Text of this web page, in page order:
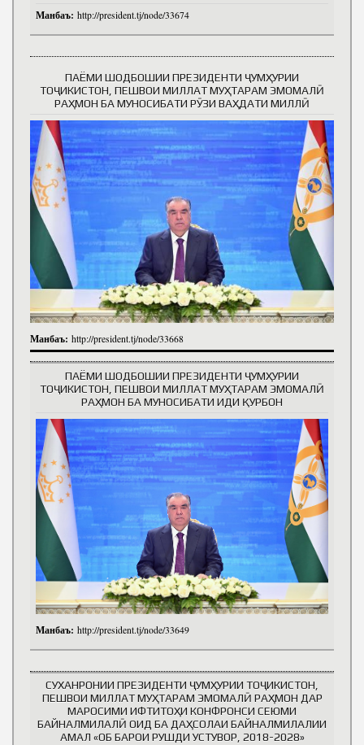
Манбаъ: http://president.tj/node/33674
ПАЁМИ ШОДБОШИИ ПРЕЗИДЕНТИ ҶУМҲУРИИ
ТОҶИКИСТОН, ПЕШВОИ МИЛЛАТ МУҲТАРАМ ЭМОМАЛӢ
РАҲМОН БА МУНОСИБАТИ РӮЗИ ВАҲДАТИ МИЛЛӢ
Манбаъ: http://president.tj/node/33668
ПАЁМИ ШОДБОШИИ ПРЕЗИДЕНТИ ҶУМҲУРИИ
ТОҶИКИСТОН, ПЕШВОИ МИЛЛАТ МУҲТАРАМ ЭМОМАЛӢ
РАҲМОН БА МУНОСИБАТИ ИДИ ҚУРБОН
Манбаъ: http://president.tj/node/33649
СУХАНРОНИИ ПРЕЗИДЕНТИ ҶУМҲУРИИ ТОҶИКИСТОН,
ПЕШВОИ МИЛЛАТ МУҲТАРАМ ЭМОМАЛӢ РАҲМОН ДАР
МАРОСИМИ ИФТИТОҲИ КОНФРОНСИ СЕЮМИ
БАЙНАЛМИЛАЛӢ ОИД БА ДАҲСОЛАИ БАЙНАЛМИЛАЛИИ
АМАЛ «ОБ БАРОИ РУШДИ УСТУВОР, 2018-2028»